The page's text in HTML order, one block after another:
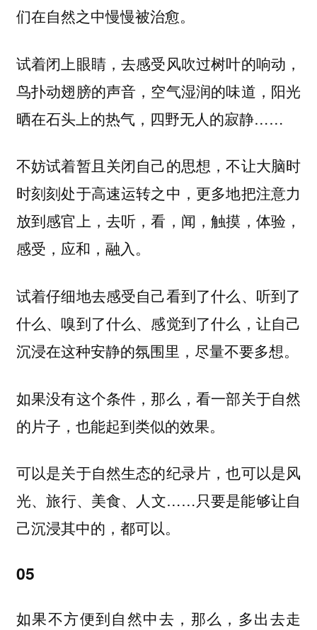
们在自然之中慢慢被治愈。
试着闭上眼睛，去感受风吹过树叶的响动，
鸟扑动翅膀的声音，空气湿润的味道，阳光
晒在石头上的热气，四野无人的寂静……
不妨试着暂且关闭自己的思想，不让大脑时
时刻刻处于高速运转之中，更多地把注意力
放到感官上，去听，看，闻，触摸，体验，
感受，应和，融入。
试着仔细地去感受自己看到了什么、听到了
什么、嗅到了什么、感觉到了什么，让自己
沉浸在这种安静的氛围里，尽量不要多想。
如果没有这个条件，那么，看一部关于自然
的片子，也能起到类似的效果。
可以是关于自然生态的纪录片，也可以是风
光、旅行、美食、人文……只要是能够让自
己沉浸其中的，都可以。
05
如果不方便到自然中去，那么，多出去走